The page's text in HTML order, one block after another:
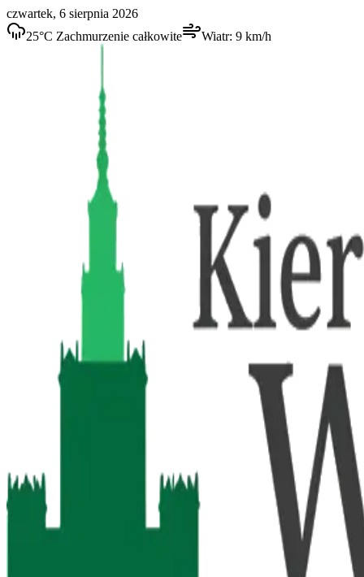
czwartek, 6 sierpnia 2026
25°C Zachmurzenie całkowite Wiatr: 9 km/h